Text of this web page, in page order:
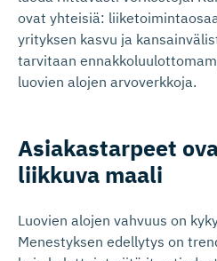
ovat yhteisiä:
yrityksen kasvu ja
tarvitaan
luovien alojen arvoverkkoja.
Asiakastarpeet
liikkuva maali
Luovien alojen vahvuus on
Menestyksen edellytys on